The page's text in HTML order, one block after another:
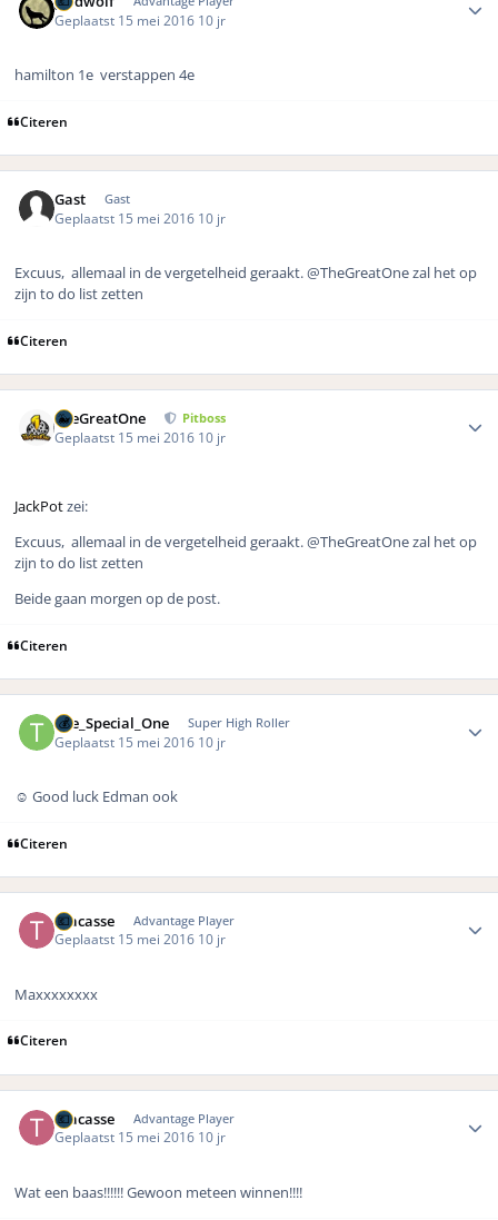
Geplaatst 15 mei 2016 10 jr
hamilton 1e verstappen 4e
Citeren
Gast Gast
Geplaatst 15 mei 2016 10 jr
Excuus, allemaal in de vergetelheid geraakt.@TheGreatOne zal het op
zijn to do list zetten
Citeren
TheGreatOne Pitboss
Geplaatst 15 mei 2016 10 jr
JackPotzei:
Excuus, allemaal in de vergetelheid geraakt.@TheGreatOne zal het op
zijn to do list zetten
Beide gaan morgen op de post.
Citeren
The_Special_One Super High Roller
Geplaatst 15 mei 2016 10 jr
☺️ Good luck Edman ook
Citeren
Tracasse Advantage Player
Geplaatst 15 mei 2016 10 jr
Maxxxxxxxx
Citeren
Tracasse Advantage Player
Geplaatst 15 mei 2016 10 jr
Wat een baas!!!!!! Gewoon meteen winnen!!!!